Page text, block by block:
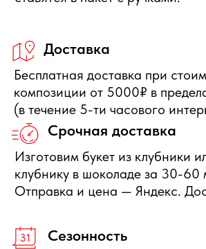
Отправить заявку
Нужна помощь с выбором?
ближайшее время и ответим на Ваши вопросы